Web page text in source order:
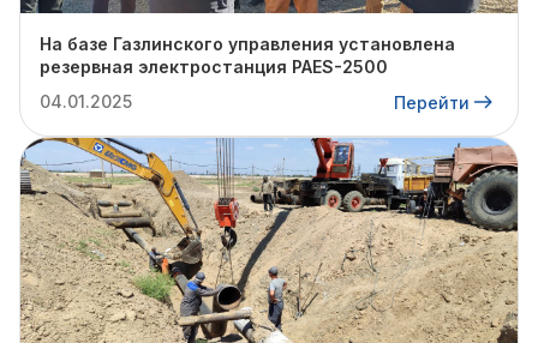
На базе Газлинского управления установлена
резервная электростанция PAES-2500
04.01.2025
Перейти